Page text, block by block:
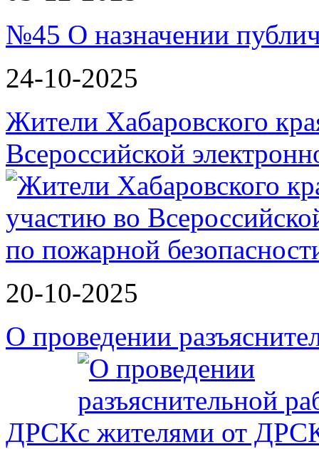
№45 О назначении
24-10-2025
Жители Хабаровского
Всероссийской
20-10-2025
О проведении
ДРСК